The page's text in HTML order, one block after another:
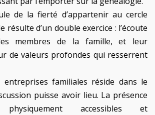
de la fierté d’appartenir au cercle
résulte d’un double exercice : l’écoute
membres de la famille, et leur
de valeurs profondes qui resserrent
entreprises familiales réside dans le
puisse avoir lieu. La présence
physiquement accessibles et